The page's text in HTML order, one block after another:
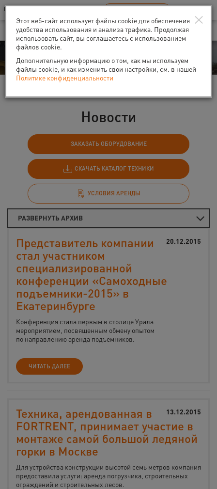
Ваш город:Санкт-Петербург
В Вашем регионе нет наших офисов RU EN
События
Новости
ЗАКАЗАТЬ ОБОРУДОВАНИЕ
СКАЧАТЬ КАТАЛОГ ТЕХНИКИ
УСЛОВИЯ АРЕНДЫ
РАЗВЕРНУТЬ АРХИВ
20.12.2015
Представитель компании
стал участником
специализированной
конференции «Самоходные
подъемники-2015» в
Екатеринбурге
Конференция стала первым в столице Урала
мероприятием, посвященным обмену опытом
по направлению аренда подъемников.
ЧИТАТЬ ДАЛЕЕ
13.12.2015
Техника, арендованная в
FORTRENT, принимает участие в
монтаже самой большой ледяной
горки в Москве
Для устройства конструкции высотой семь метров компания
предоставила услуги: аренда погрузчика, строительных
ограждений и строительных лесов.
×
Этот веб-сайт использует файлы cookie для обеспечения
удобства использования и анализа трафика. Продолжая
использовать сайт, вы соглашаетесь с использованием
файлов cookie.
Дополнительную информацию о том, как мы используем
файлы cookie, и как изменить свои настройки, см. в нашей
Политике конфиденциальности